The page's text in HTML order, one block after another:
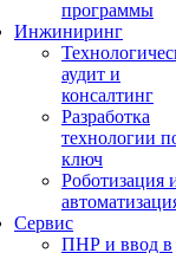
программы
Инжиниринг
аудит и
консалтинг
Разработка
технологии
ключ
Роботизация
Сервис
ПНР и ввод в